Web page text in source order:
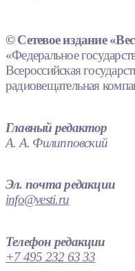
© Сетевое издание
«Федеральное
Всероссийская
радиовещательная
Главный редактор
А. А. Филипповский
Эл. почта редакции
info@vesti.ru
Телефон редакции
+7 495 232 63 33